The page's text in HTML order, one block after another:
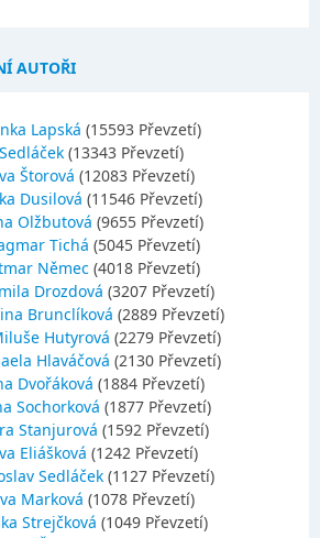
AUTOŘI
Lapská (15593 Převzetí)
(13343 Převzetí)
Štorová (12083 Převzetí)
Dusilová (11546 Převzetí)
Olžbutová (9655 Převzetí)
Tichá (5045 Převzetí)
Němec (4018 Převzetí)
Drozdová (3207 Převzetí)
Brunclíková (2889 Převzetí)
Hutyrová (2279 Převzetí)
Hlaváčová (2130 Převzetí)
Dvořáková (1884 Převzetí)
Sochorková (1877 Převzetí)
Stanjurová (1592 Převzetí)
Eliášková (1242 Převzetí)
Sedláček (1127 Převzetí)
Marková (1078 Převzetí)
Strejčková (1049 Převzetí)